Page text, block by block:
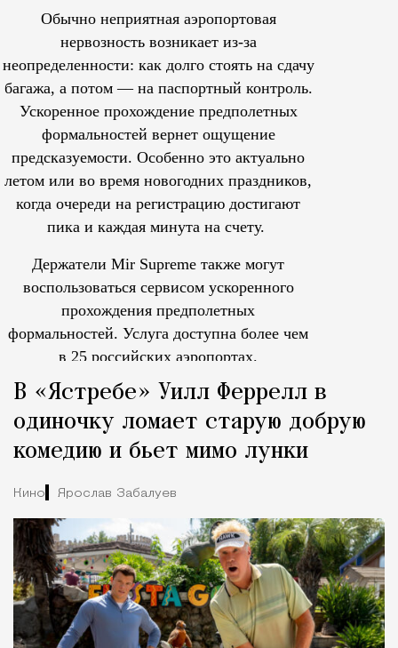
Обычно неприятная аэропортовая
нервозность возникает из-за
неопределенности: как долго стоять на сдачу
багажа, а потом — на паспортный контроль.
Ускоренное прохождение предполетных
формальностей вернет ощущение
предсказуемости. Особенно это актуально
летом или во время новогодних праздников,
когда очереди на регистрацию достигают
пика и каждая минута на счету.
Держатели Mir Supreme также могут
воспользоваться сервисом ускоренного
прохождения предполетных
формальностей. Услуга доступна более чем
в 25 российских аэропортах.
В «Ястребе» Уилл Феррелл в
одиночку ломает старую добрую
комедию и бьет мимо лунки
Кино Ярослав Забалуев